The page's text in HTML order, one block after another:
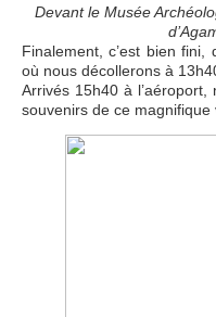
Devant le Musée
Finalement, c’est bien fini,
où nous décollerons à
Arrivés 15h40 à
souvenirs de ce magnifique